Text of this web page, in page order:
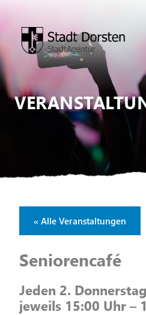
« Alle Veranstaltungen
Seniorencafé
Jeden 2.
jeweils 15:00 Uhr –